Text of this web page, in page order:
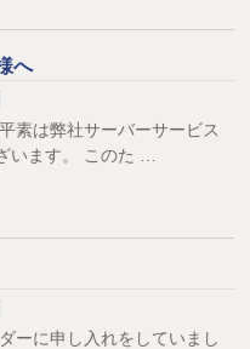
へ
素は弊社サーバーサービス
います。 このた …
ーに申し入れをしていまし